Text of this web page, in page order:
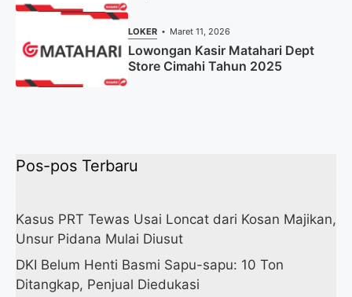
LOKER Maret 11, 2026
Lowongan Kasir Matahari Dept
Store Cimahi Tahun 2025
Pos-pos Terbaru
Kasus PRT Tewas Usai Loncat dari Kosan Majikan,
Unsur Pidana Mulai Diusut
DKI Belum Henti Basmi Sapu-sapu: 10 Ton
Ditangkap, Penjual Diedukasi